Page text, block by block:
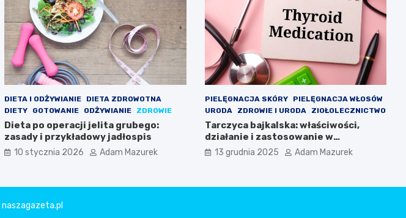
DIETA I ODŻYWIANIE
DIETA ZDROWOTNA
DIETY
GOTOWANIE ODŻYWIANIE ZDROWIE
Dieta po operacji jelita grubego:
zasady i przykładowy jadłospis
10 stycznia 2026 Adam Mazurek
PIELĘGNACJA SKÓRY
PIELĘGNACJA WŁOSÓW
URODA
ZDROWIE I URODA ZIOŁOLECZNICTWO
Tarczyca bajkalska: właściwości,
działanie i zastosowanie w
codziennej pielęgnacji
13 grudnia 2025 Adam Mazurek
naszagazeta.pl